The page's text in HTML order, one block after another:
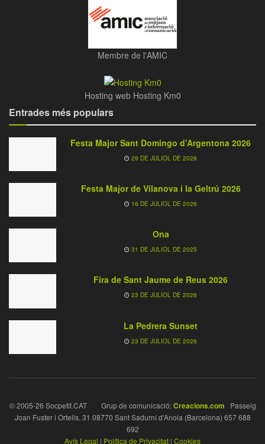
Membre de l'AMIC
Hosting web Hosting Km0
Entrades més populars
Festa Major Sant Domingo d’Argentona 2026
29 DE JULIOL DE 2026
Festa Major de Vilanova i la Geltrú 2026
16 DE JULIOL DE 2026
Ona
31 DE JULIOL DE 2025
Fira de Sant Jaume de Reus 2026
23 DE JULIOL DE 2026
La Pedrera Sunset
23 DE JULIOL DE 2026
© 2005-26 Socpetit.CAT Grup de comunicació:Creacions.com Passeig
Joan Fuster i Ortells, 31 08770 Sant Sadurní d'Anoia (Barcelona) 657 688
692
Avís Legal | Política de Privacitat | Cookies